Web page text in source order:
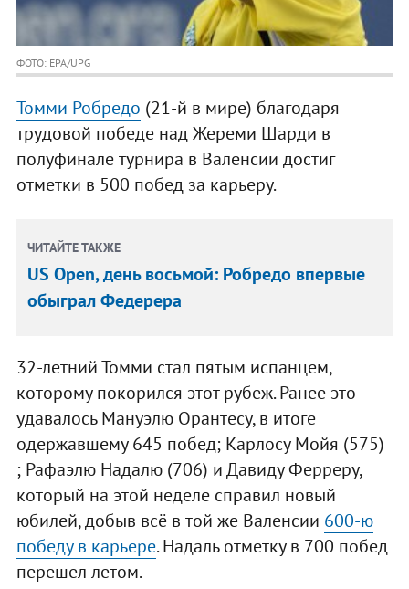
ФОТО: EPA/UPG
Томми Робредо (21-й в мире) благодаря
трудовой победе над Жереми Шарди в
полуфинале турнира в Валенсии достиг
отметки в 500 побед за карьеру.
ЧИТАЙТЕ ТАКЖЕ
US Open, день восьмой: Робредо впервые
обыграл Федерера
32-летний Томми стал пятым испанцем,
которому покорился этот рубеж. Ранее это
удавалось Мануэлю Орантесу, в итоге
одержавшему 645 побед; Карлосу Мойя (575)
; Рафаэлю Надалю (706) и Давиду Ферреру,
который на этой неделе справил новый
юбилей, добыв всё в той же Валенсии 600-ю
победу в карьере. Надаль отметку в 700 побед
перешел летом.